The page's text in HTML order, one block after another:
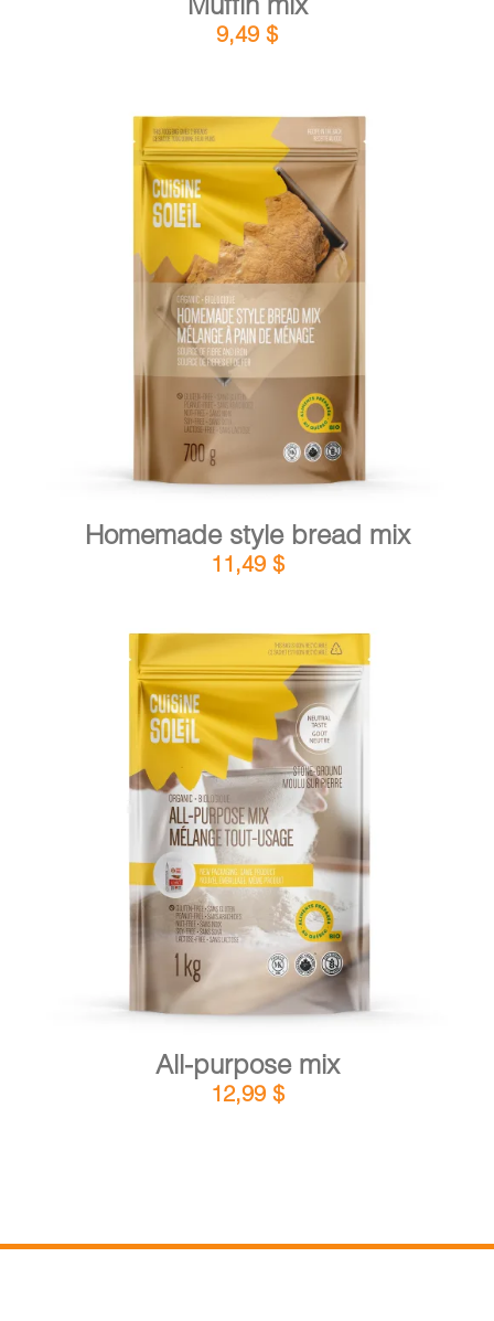
9,49 $
ADD TO CART DETAILS
Homemade style bread mix
11,49 $
ADD TO CART / DETAILS
All-purpose mix
12,99 $